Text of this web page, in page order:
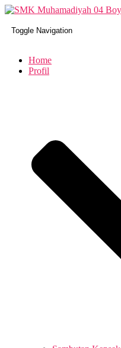
Toggle Navigation
Home
Profil